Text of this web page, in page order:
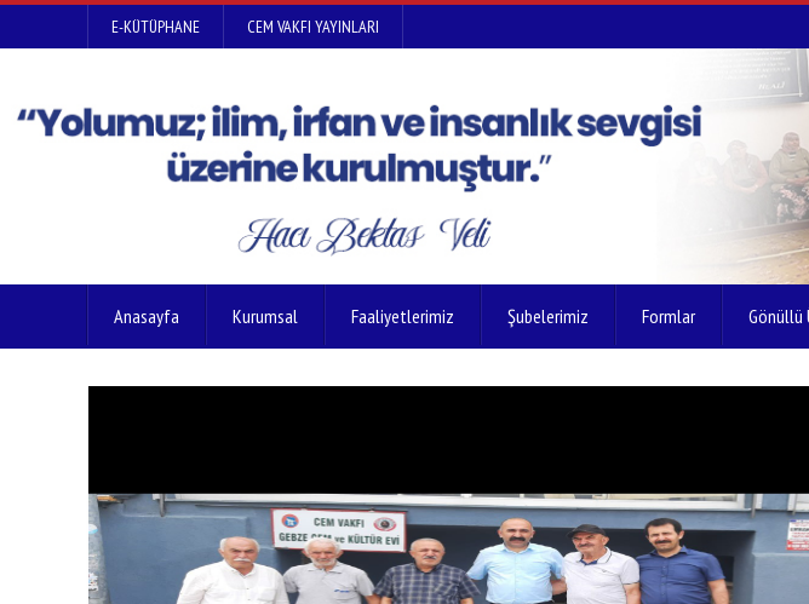
E-KÜTÜPHANE CEM VAKFI YAYINLARI
Anasayfa Kurumsal Faaliyetlerimiz Şubelerimiz Formlar Gönüllü